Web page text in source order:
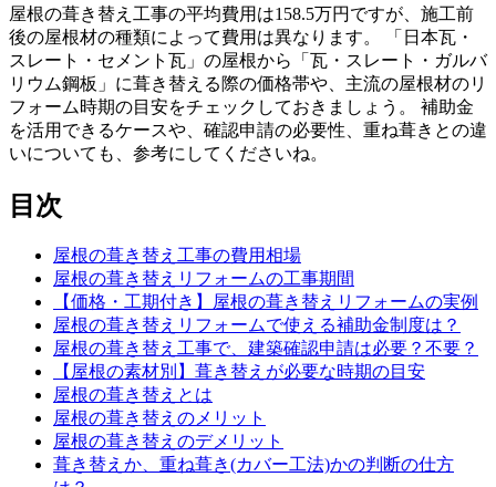
屋根の葺き替え工事の平均費用は158.5万円ですが、施工前
後の屋根材の種類によって費用は異なります。 「日本瓦・
スレート・セメント瓦」の屋根から「瓦・スレート・ガルバ
リウム鋼板」に葺き替える際の価格帯や、主流の屋根材のリ
フォーム時期の目安をチェックしておきましょう。 補助金
を活用できるケースや、確認申請の必要性、重ね葺きとの違
いについても、参考にしてくださいね。
目次
屋根の葺き替え工事の費用相場
屋根の葺き替えリフォームの工事期間
【価格・工期付き】屋根の葺き替えリフォームの実例
屋根の葺き替えリフォームで使える補助金制度は？
屋根の葺き替え工事で、建築確認申請は必要？不要？
【屋根の素材別】葺き替えが必要な時期の目安
屋根の葺き替えとは
屋根の葺き替えのメリット
屋根の葺き替えのデメリット
葺き替えか、重ね葺き(カバー工法)かの判断の仕方